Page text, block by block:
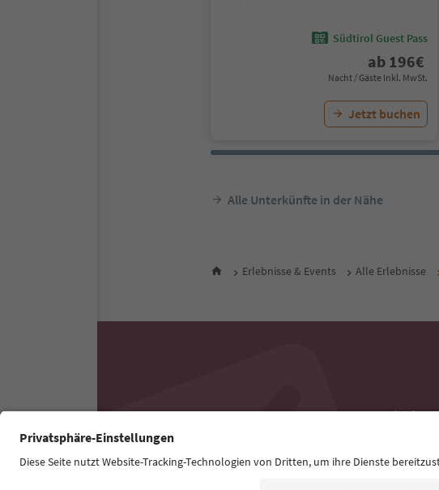
Südtirol Guest Pass
ab 196€
Nacht / Gäste Inkl. MwSt.
Jetzt buchen
Alle Unterkünfte in der Nähe
Erlebnisse & Events Alle Erlebnisse
Mit der